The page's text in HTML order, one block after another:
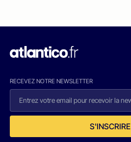
RECEVEZ NOTRE NEWSLETTER
S'INSCRIRE